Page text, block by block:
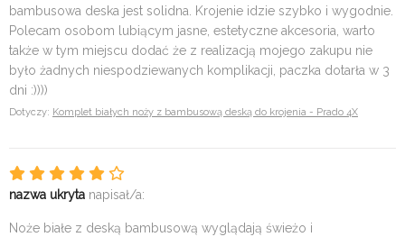
bambusowa deska jest solidna. Krojenie idzie szybko i wygodnie.
Polecam osobom lubiącym jasne, estetyczne akcesoria, warto
także w tym miejscu dodać że z realizacją mojego zakupu nie
było żadnych niespodziewanych komplikacji, paczka dotarła w 3
dni :))))
Dotyczy: Komplet białych noży z bambusową deską do krojenia - Prado 4X
nazwa ukryta napisał/a:
Noże białe z deską bambusową wyglądają świeżo i